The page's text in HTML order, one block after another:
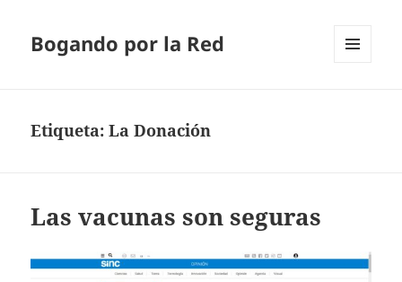
Bogando por la Red
Etiqueta:La Donación
Las vacunas son seguras